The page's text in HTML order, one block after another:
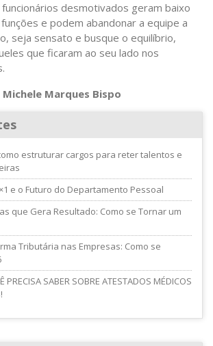
desmotivados geram baixo
e podem abandonar a equipe a
seja sensato e busque o equilíbrio,
que ficaram ao seu lado nos
Michele Marques Bispo
estruturar cargos para reter talentos e
e o Futuro do Departamento Pessoal
que Gera Resultado: Como se Tornar um
Tributária nas Empresas: Como se
PRECISA SABER SOBRE ATESTADOS MÉDICOS